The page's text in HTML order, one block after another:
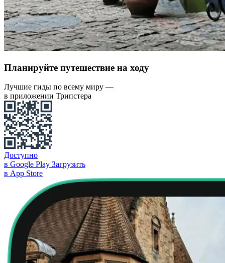
Планируйте путешествие на ходу
Лучшие гиды по всему миру —
в приложении Трипстера
Доступно
в Google Play Загрузить
в App Store